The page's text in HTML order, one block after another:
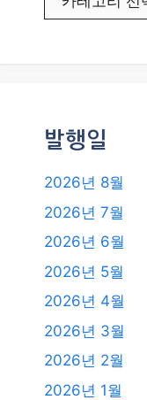
발행일
2026년 8월
2026년 7월
2026년 6월
2026년 5월
2026년 4월
2026년 3월
2026년 2월
2026년 1월